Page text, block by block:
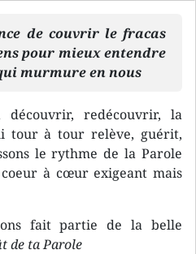
de couvrir le fracas
pour mieux entendre
murmure en nous
redécouvrir, la
tour à tour relève, guérit,
le rythme de la Parole
à cœur exigeant mais
fait partie de la belle
de ta Parole